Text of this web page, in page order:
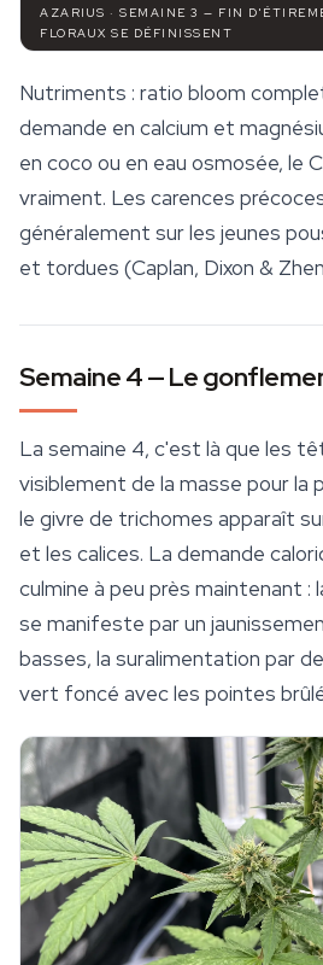
AZARIUS · SEMAINE 3 — FIN
FLORAUX SE DÉFINISSENT
Nutriments : ratio bloom
demande en calcium et
en coco ou en eau osmosée, le
vraiment. Les carences
généralement sur les jeunes
et tordues (Caplan, Dixon &
Semaine 4 — Le
La semaine 4, c'est là que les
visiblement de la masse pour la
le givre de trichomes apparaît
et les calices. La demande
culmine à peu près maintenant :
se manifeste par un
basses, la suralimentation par
vert foncé avec les pointes